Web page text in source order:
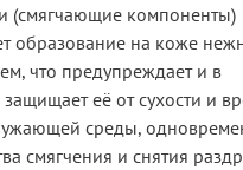
(смягчающие компоненты)
образование на коже
что предупреждает и в
её от сухости и
среды,
смягчения и снятия